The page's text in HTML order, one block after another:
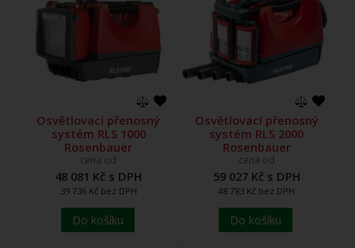
Osvětlovací přenosný
systém RLS 1000
Rosenbauer
cena od
48 081 Kč s DPH
39 736 Kč bez DPH
Do košíku
Osvětlovací přenosný
systém RLS 2000
Rosenbauer
cena od
59 027 Kč s DPH
48 783 Kč bez DPH
Do košíku